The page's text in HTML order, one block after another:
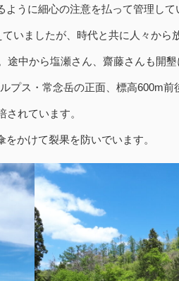
うに細心の注意を払って管理して
いましたが、時代と共に人々から
中から塩瀬さん、齋藤さんも開
プス・常念岳の正面、標高600m
れています。
かけて裂果を防いでいます。